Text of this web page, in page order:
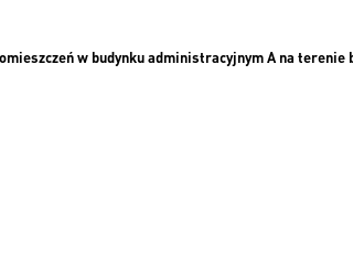
w budynku administracyjnym A na terenie